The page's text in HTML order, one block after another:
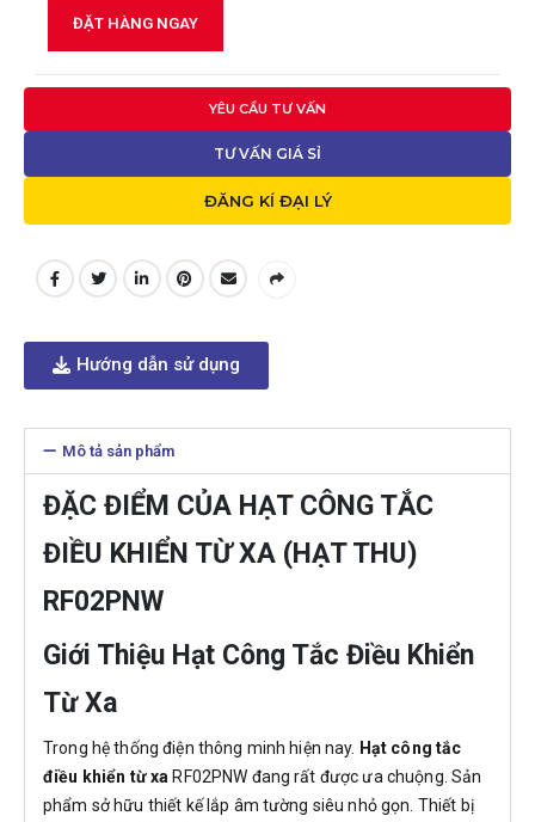
ĐẶT HÀNG NGAY
YÊU CẦU TƯ VẤN
TƯ VẤN GIÁ SỈ
ĐĂNG KÍ ĐẠI LÝ
Hướng dẫn sử dụng
Mô tả sản phẩm
ĐẶC ĐIỂM CỦA HẠT CÔNG TẮC
ĐIỀU KHIỂN TỪ XA (HẠT THU)
RF02PNW
Giới Thiệu Hạt Công Tắc Điều Khiển
Từ Xa
Trong hệ thống điện thông minh hiện nay. Hạt công tắc
điều khiển từ xa RF02PNW đang rất được ưa chuộng. Sản
phẩm sở hữu thiết kế lắp âm tường siêu nhỏ gọn. Thiết bị